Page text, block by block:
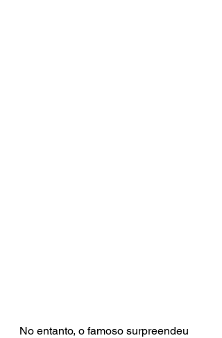
No entanto, o famoso surpreendeu